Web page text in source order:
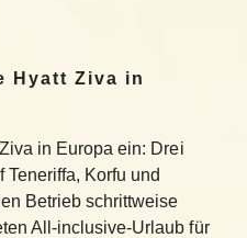
Hyatt Ziva in
in Europa ein: Drei
Korfu und
Betrieb schrittweise
All-inclusive-Urlaub für